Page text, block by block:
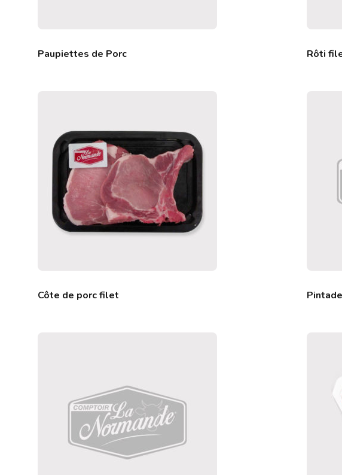
Paupiettes de Porc Rôti
Côte de porc filet Pintade